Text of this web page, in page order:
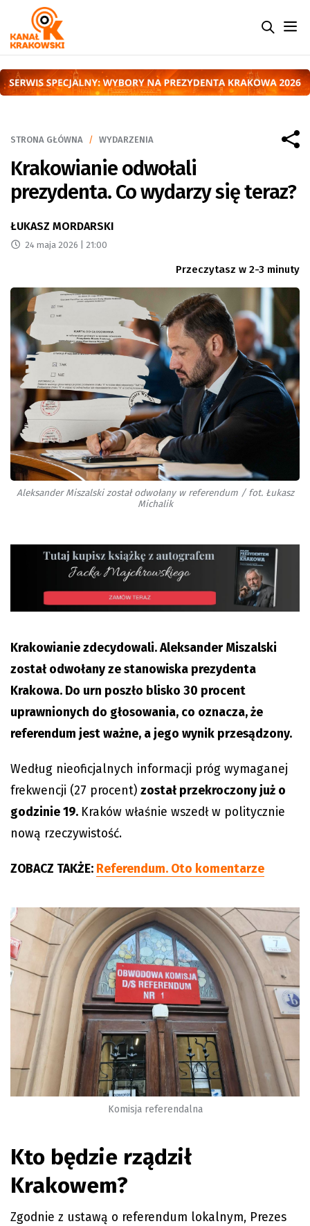
STRONA GŁÓWNA WYDARZENIA
Krakowianie odwołali
prezydenta. Co wydarzy się teraz?
ŁUKASZ MORDARSKI
24 maja 2026 | 21:00
Przeczytasz w 2-3 minuty
Aleksander Miszalski został odwołany w referendum / fot. Łukasz
Michalik
Krakowianie zdecydowali. Aleksander Miszalski
został odwołany ze stanowiska prezydenta
Krakowa. Do urn poszło blisko 30 procent
uprawnionych do głosowania, co oznacza, że
referendum jest ważne, a jego wynik przesądzony.
Według nieoficjalnych informacji próg wymaganej
frekwencji (27 procent) został przekroczony już o
godzinie 19. Kraków właśnie wszedł w politycznie
nową rzeczywistość.
ZOBACZ TAKŻE: Referendum. Oto komentarze
Komisja referendalna
Kto będzie rządził
Krakowem?
Zgodnie z ustawą o referendum lokalnym, Prezes